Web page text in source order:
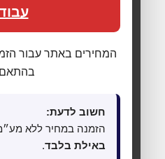
🍪 אנחנו משתמשים
המחירים באתר עבור
בהתאם
חשוב לדעת:
הזמנה במחיר ללא מע״מ
באילת בלבד.